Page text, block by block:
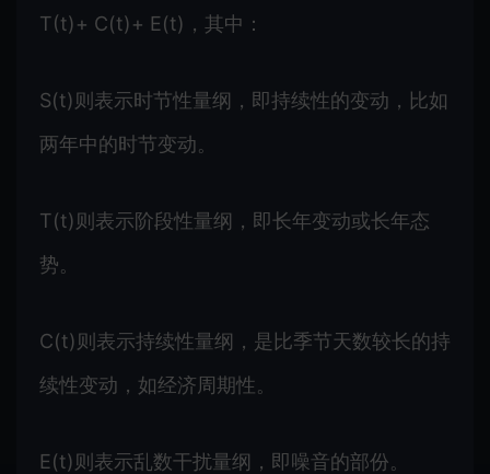
T(t)+ C(t)+ E(t)，其中：
S(t)则表示时节性量纲，即持续性的变动，比如
两年中的时节变动。
T(t)则表示阶段性量纲，即长年变动或长年态
势。
C(t)则表示持续性量纲，是比季节天数较长的持
续性变动，如经济周期性。
E(t)则表示乱数干扰量纲，即噪音的部份。